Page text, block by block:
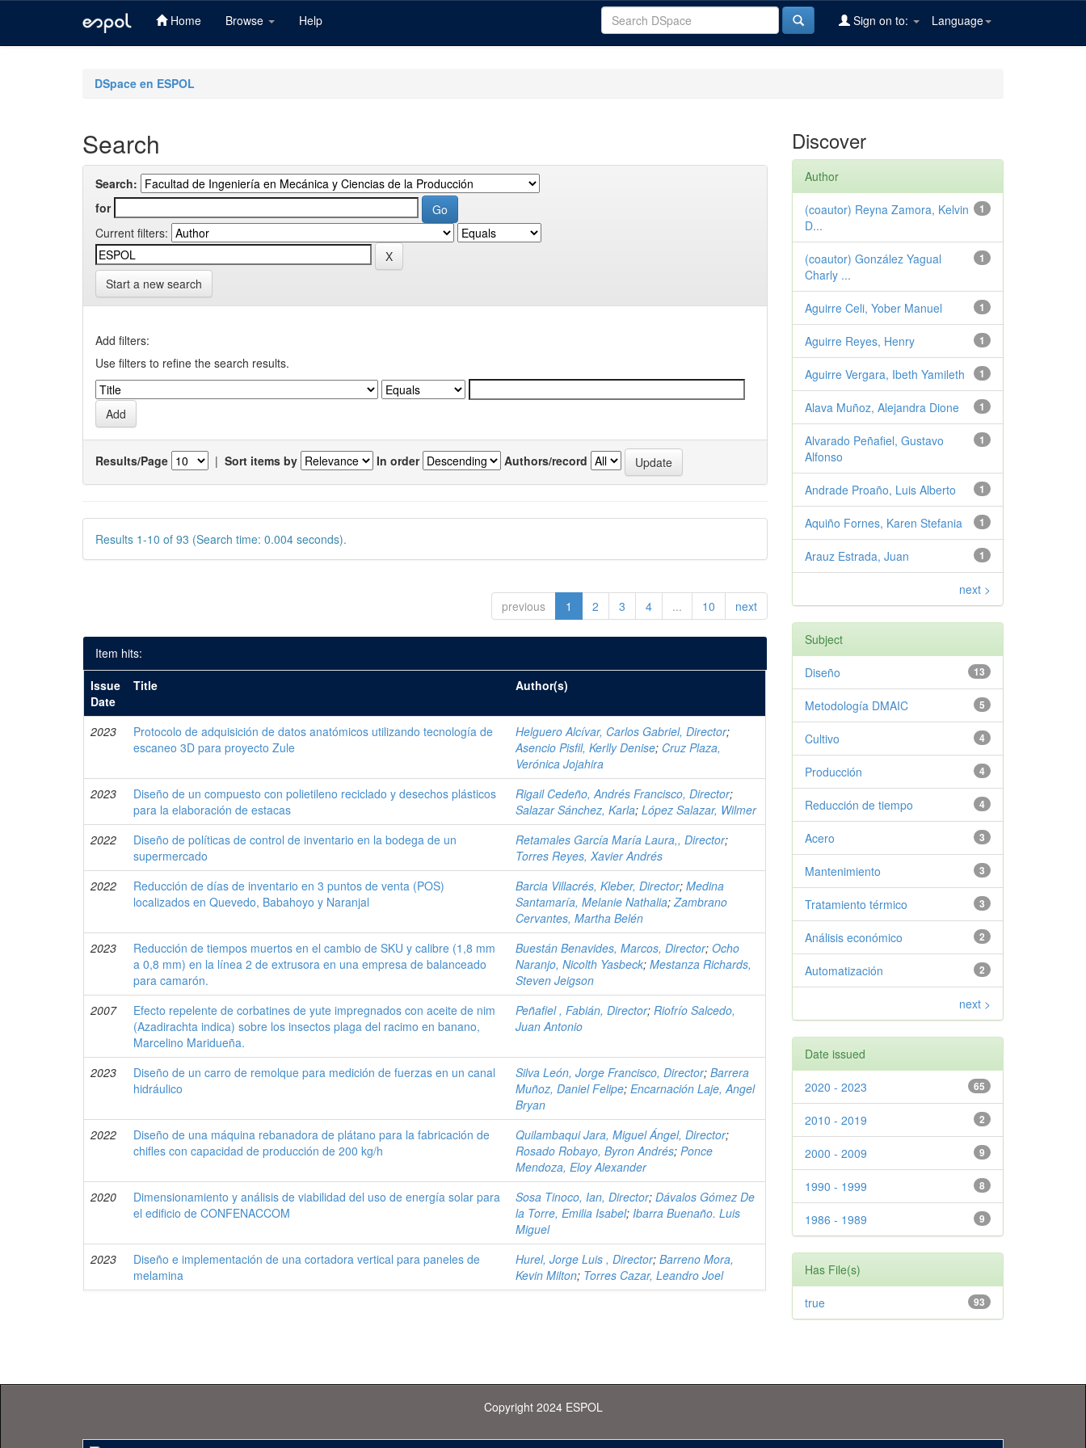
Home Browse Help Language
Sign on to:
DSpace en ESPOL
Search
Search:
for
Current filters:
Start a new search
Add filters:
Use filters to refine the search results.
Results/Page | Sort items by In order Authors/record
Results 1-10 of 93 (Search time: 0.004 seconds).
previous 1 2 3 4 ... 10 next
Item hits:
Issue
Date
Title Author(s)
2023
Protocolo de adquisición de datos anatómicos utilizando tecnología de
escaneo 3D para proyecto Zule
Helguero Alcívar, Carlos Gabriel, Director;
Asencio Pisfil, Kerlly Denise; Cruz Plaza,
Verónica Jojahira
2023
Diseño de un compuesto con polietileno reciclado y desechos plásticos
para la elaboración de estacas
Rigail Cedeño, Andrés Francisco, Director;
Salazar Sánchez, Karla;López Salazar, Wilmer
2022
Diseño de políticas de control de inventario en la bodega de un
supermercado
Retamales García María Laura,, Director;
Torres Reyes, Xavier Andrés
2022
Reducción de días de inventario en 3 puntos de venta (POS)
localizados en Quevedo, Babahoyo y Naranjal
Barcia Villacrés, Kleber, Director;Medina
Santamaría, Melanie Nathalia;Zambrano
Cervantes, Martha Belén
2023
Reducción de tiempos muertos en el cambio de SKU y calibre (1,8 mm
a 0,8 mm) en la línea 2 de extrusora en una empresa de balanceado
para camarón.
Buestán Benavides, Marcos, Director;Ocho
Naranjo, Nicolth Yasbeck;Mestanza Richards,
Steven Jeigson
2007
Efecto repelente de corbatines de yute impregnados con aceite de nim
(Azadirachta indica) sobre los insectos plaga del racimo en banano,
Marcelino Maridueña.
Peñafiel , Fabián, Director;Riofrío Salcedo,
Juan Antonio
2023
Diseño de un carro de remolque para medición de fuerzas en un canal
hidráulico
Silva León, Jorge Francisco, Director;Barrera
Muñoz, Daniel Felipe;Encarnación Laje, Angel
Bryan
2022
Diseño de una máquina rebanadora de plátano para la fabricación de
chifles con capacidad de producción de 200 kg/h
Quilambaqui Jara, Miguel Ángel, Director;
Rosado Robayo, Byron Andrés;Ponce
Mendoza, Eloy Alexander
2020
Dimensionamiento y análisis de viabilidad del uso de energía solar para
el edificio de CONFENACCOM
Sosa Tinoco, Ian, Director;Dávalos Gómez De
la Torre, Emilia Isabel;Ibarra Buenaño. Luis
Miguel
2023
Diseño e implementación de una cortadora vertical para paneles de
melamina
Hurel, Jorge Luis , Director;Barreno Mora,
Kevin Milton; Torres Cazar, Leandro Joel
Discover
Author
1
(coautor) Reyna Zamora, Kelvin
D...
1
(coautor) González Yagual
Charly ...
1
Aguirre Celi, Yober Manuel
1
Aguirre Reyes, Henry
1
Aguirre Vergara, Ibeth Yamileth
1
Alava Muñoz, Alejandra Dione
1
Alvarado Peñafiel, Gustavo
Alfonso
1
Andrade Proaño, Luis Alberto
1
Aquiño Fornes, Karen Stefania
1
Arauz Estrada, Juan
next >
Subject
13
Diseño
5
Metodología DMAIC
4
Cultivo
4
Producción
4
Reducción de tiempo
3
Acero
3
Mantenimiento
3
Tratamiento térmico
2
Análisis económico
2
Automatización
next >
Date issued
65
2020 - 2023
2
2010 - 2019
9
2000 - 2009
8
1990 - 1999
9
1986 - 1989
Has File(s)
93
true
Copyright 2024 ESPOL